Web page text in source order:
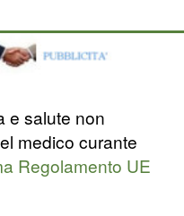
e salute non
medico curante
Regolamento UE